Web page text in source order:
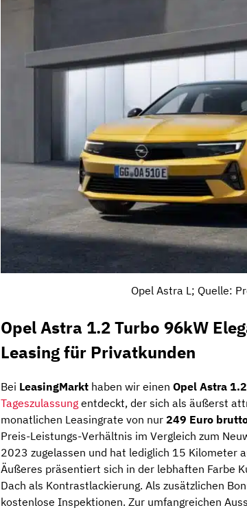
Opel Astra L; Quelle:
Opel Astra 1.2 Turbo 96kW
Leasing für Privatkunden
Bei LeasingMarkt haben wir einen Opel Astra
Tageszulassung entdeckt, der sich als äußerst
monatlichen Leasingrate von nur 249 Euro
Preis-Leistungs-Verhältnis im Vergleich zum
2023 zugelassen und hat lediglich 15 Kilometer
Äußeres präsentiert sich in der lebhaften Farbe
Dach als Kontrastlackierung. Als zusätzlichen
kostenlose Inspektionen. Zur umfangreichen